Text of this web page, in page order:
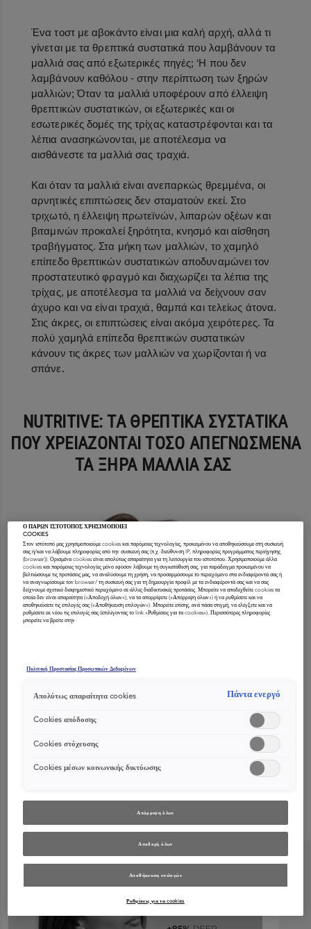
Ένα τοστ με αβοκάντο είναι μια καλή αρχή, αλλά τι
γίνεται με τα θρεπτικά συστατικά που λαμβάνουν τα
μαλλιά σας από εξωτερικές πηγές; ‘Η που δεν
λαμβάνουν καθόλου - στην περίπτωση των ξηρών
μαλλιών; Όταν τα μαλλιά υποφέρουν από έλλειψη
θρεπτικών συστατικών, οι εξωτερικές και οι
εσωτερικές δομές της τρίχας καταστρέφονται και τα
λέπια ανασηκώνονται, με αποτέλεσμα να
αισθάνεστε τα μαλλιά σας τραχιά.
Και όταν τα μαλλιά είναι ανεπαρκώς θρεμμένα, οι
αρνητικές επιπτώσεις δεν σταματούν εκεί. Στο
τριχωτό, η έλλειψη πρωτεϊνών, λιπαρών οξέων και
βιταμινών προκαλεί ξηρότητα, κνησμό και αίσθηση
τραβήγματος. Στα μήκη των μαλλιών, το χαμηλό
επίπεδο θρεπτικών συστατικών αποδυναμώνει τον
προστατευτικό φραγμό και διαχωρίζει τα λέπια της
τρίχας, με αποτέλεσμα τα μαλλιά να δείχνουν σαν
άχυρο και να είναι τραχιά, θαμπά και τελείως άτονα.
Στις άκρες, οι επιπτώσεις είναι ακόμα χειρότερες. Τα
πολύ χαμηλά επίπεδα θρεπτικών συστατικών
κάνουν τις άκρες των μαλλιών να χωρίζονται ή να
σπάνε.
NUTRITIVE: ΤΑ ΘΡΕΠΤΙΚΑ ΣΥΣΤΑΤΙΚΑ
ΠΟΥ ΧΡΕΙΑΖΟΝΤΑΙ ΤΟΣΟ ΑΠΕΓΝΩΣΜΕΝΑ
ΤΑ ΞΗΡΑ ΜΑΛΛΙΑ ΣΑΣ
Δρώντας όπως οι υπερτροφές που χαρίζουν υγιές και λαμπερό
δέρμα, τα σαμπουάν, τα conditioner και οι θεραπείες με
«υπερθρεπτικά» συστατικά χαρίζουν εντυπωσιακά υγιή και
υπερτροφή για τα μαλλιά, προσφέρει αυτή την απολαυστική
δόση ενυδάτωσης και θρέψης που λαχταρούν τα μαλλιά σας
Ο ΠΑΡΩΝ ΙΣΤΟΤΟΠΟΣ ΧΡΗΣΙΜΟΠΟΙΕΙ
COOKIES
Στον ιστότοπό μας χρησιμοποιούμε cookies και παρόμοιες τεχνολογίες, προκειμένου να αποθηκεύσουμε στη συσκευή
σας ή/και να λάβουμε πληροφορίες από την συσκευή σας (π.χ. διεύθυνση IP, πληροφορίες προγράμματος περιήγησης
(browser)). Ορισμένα cookies είναι απολύτως απαραίτητα για τη λειτουργία του ιστοτόπου. Χρησιμοποιούμε άλλα
cookies και παρόμοιες τεχνολογίες μόνο εφόσον λάβουμε τη συγκατάθεσή σας, για παράδειγμα προκειμένου να
βελτιώσουμε τις προτάσεις μας, να αναλύσουμε τη χρήση, να προσαρμόσουμε το περιεχόμενο στα ενδιαφέροντά σας ή
να αναγνωρίσουμε τον browser/ τη συσκευή σας για τη δημιουργία προφίλ με τα ενδιαφέροντά σας και να σας
δείχνουμε σχετικό διαφημιστικό περιεχόμενο σε άλλες διαδικτυακές προτάσεις. Μπορείτε να αποδεχθείτε cookies τα
οποία δεν είναι απαραίτητα («Αποδοχή όλων»), να τα απορρίψετε («Απόρριψη όλων») ή να ρυθμίσετε και να
αποθηκεύσετε τις επιλογές σας («Αποθήκευση επιλογών»). Μπορείτε επίσης, ανά πάσα στιγμή, να ελέγξετε και να
ρυθμίσετε εκ νέου τις επιλογές σας (επιλέγοντας το link «Ρυθμίσεις για τα cookies»). Περισσότερες πληροφορίες
μπορείτε να βρείτε στην
Πολιτική Προστασίας Προσωπικών Δεδομένων
Απολύτως απαραίτητα cookies Πάντα ενεργό
Cookies απόδοσης
Cookies στόχευσης
Cookies μέσων κοινωνικής δικτύωσης
Απόρριψη όλων
Αποδοχή όλων
Αποθήκευση επιλογών
Ρυθμίσεις για τα cookies